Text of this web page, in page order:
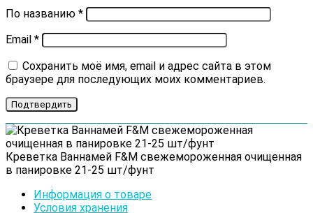
По названию *
Email *
Сохранить моё имя, email и адрес сайта в этом
браузере для последующих моих комментариев.
Креветка Ваннамей F&M свежемороженная очищенная
в панировке 21-25 шт/фунт
Информация о товаре
Условия хранения